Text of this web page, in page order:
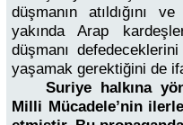
düşmanın atıldığını
yakında Arap
düşmanı
yaşamak gerektiğini de
Suriye halkına
Milli Mücadele’nin